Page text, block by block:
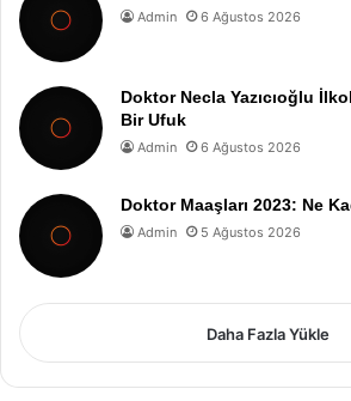
Admin 6 Ağustos 2026
Doktor Necla Yazıcıoğlu
Bir Ufuk
Admin 6 Ağustos 2026
Doktor Maaşları 2023: Ne
Admin 5 Ağustos 2026
Daha Fazla Yükle